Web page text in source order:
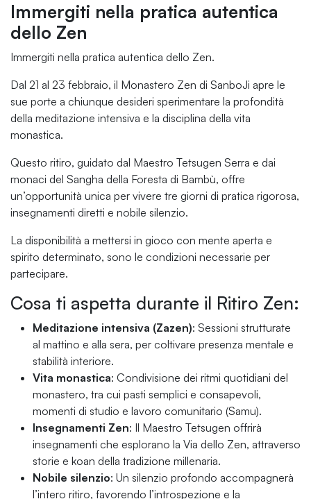
Immergiti nella pratica autentica
dello Zen
Immergiti nella pratica autentica dello Zen.
Dal 21 al 23 febbraio, il Monastero Zen di SanboJi apre le
sue porte a chiunque desideri sperimentare la profondità
della meditazione intensiva e la disciplina della vita
monastica.
Questo ritiro, guidato dal Maestro Tetsugen Serra e dai
monaci del Sangha della Foresta di Bambù, offre
un’opportunità unica per vivere tre giorni di pratica rigorosa,
insegnamenti diretti e nobile silenzio.
La disponibilità a mettersi in gioco con mente aperta e
spirito determinato, sono le condizioni necessarie per
partecipare.
Cosa ti aspetta durante il Ritiro Zen:
Meditazione intensiva (Zazen): Sessioni strutturate
al mattino e alla sera, per coltivare presenza mentale e
stabilità interiore.
Vita monastica: Condivisione dei ritmi quotidiani del
monastero, tra cui pasti semplici e consapevoli,
momenti di studio e lavoro comunitario (Samu).
Insegnamenti Zen: Il Maestro Tetsugen offrirà
insegnamenti che esplorano la Via dello Zen, attraverso
storie e koan della tradizione millenaria.
Nobile silenzio: Un silenzio profondo accompagnerà
l’intero ritiro, favorendo l’introspezione e la